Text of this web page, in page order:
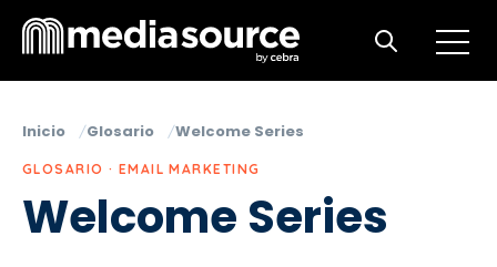
Open
Open search
Inicio Glosario Welcome Series
GLOSARIO · EMAIL MARKETING
Welcome Series